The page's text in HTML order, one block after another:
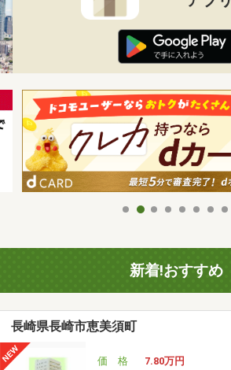
新着!おすすめ
長崎県長崎市恵美須町
価 格
7.80万円